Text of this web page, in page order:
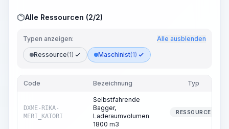
Alle Ressourcen (2/2)
Typen anzeigen: Alle ausblenden
Ressource(1) Maschinist(1)
Code Bezeichnung Typ
DXME-RIKA-
MERI_KATORI
Selbstfahrende
Bagger,
Laderaumvolumen
1800 m3
RESSOURCE